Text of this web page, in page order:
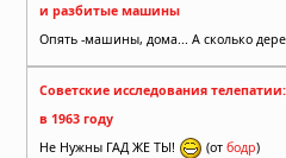
и разбитые машины
Опять -машины, дома... А сколько
Советские исследования
в 1963 году
Не Нужны ГАД ЖЕ ТЫ!
(от бодр)